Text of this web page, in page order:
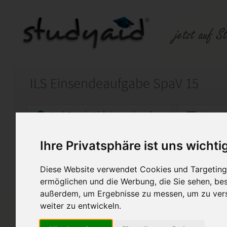
Ihre Privatsphäre ist uns
Diese Website verwendet Cookies und
ermöglichen und die Werbung, die Sie sehen,
außerdem, um Ergebnisse zu messen, um zu
weiter zu entwickeln.
ILS Einsendeaufgabe SpaV 15
Auf StudyAid.de verkaufen
Startseite Abitur und Hochschule
Spanisch
Diese Arbeit wurde mit der
Bitte nicht abschreiben und nur